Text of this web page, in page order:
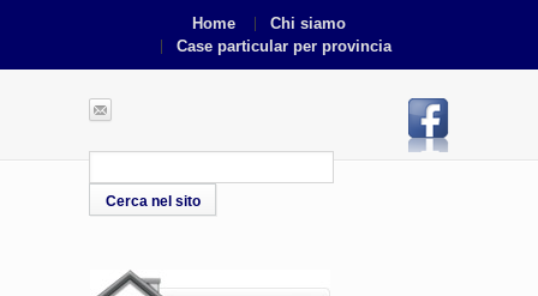
Home
Chi siamo
Case particular per provincia